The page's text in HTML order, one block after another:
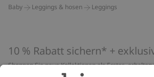
Baby Leggings & hosen Leggings
10 % Rabatt sichern* +
Shoppen Sie neue Kollektionen als Erstes,
Guides und profitieren Sie von exklusiven Angeboten